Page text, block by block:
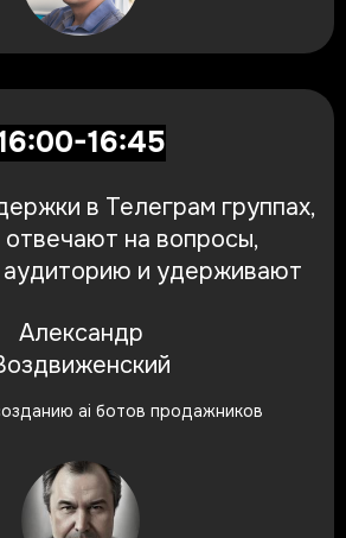
16:45
в Телеграм группах,
на вопросы,
и удерживают
Александр
ai ботов продажников